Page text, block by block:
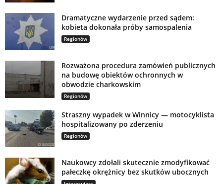
Dramatyczne wydarzenie przed sądem:
kobieta dokonała próby samospalenia
Regionów
Rozważona procedura zamówień publicznych
na budowę obiektów ochronnych w
obwodzie charkowskim
Regionów
Straszny wypadek w Winnicy — motocyklista
hospitalizowany po zderzeniu
Regionów
Naukowcy zdołali skutecznie zmodyfikować
pałeczkę okrężnicy bez skutków ubocznych